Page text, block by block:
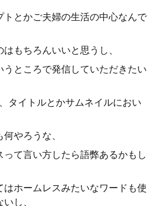
トとかご夫婦の生活の中心なんで
もちろんいいと思うし、
うところで発信していただきたい
タイトルとかサムネイルにおい
やろうな、
て言い方したら語弊あるかもし
はホームレスみたいなワードも使
し、